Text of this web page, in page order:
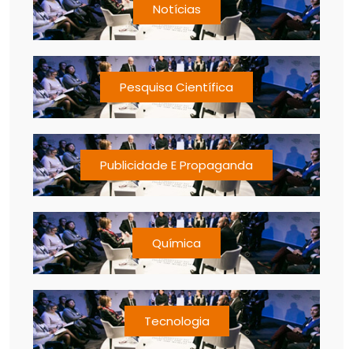
Notícias
Pesquisa Científica
Publicidade E Propaganda
Química
Tecnologia